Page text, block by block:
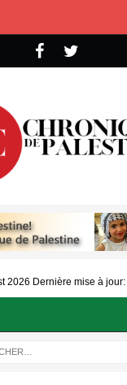
2026 Dernière mise à jour: